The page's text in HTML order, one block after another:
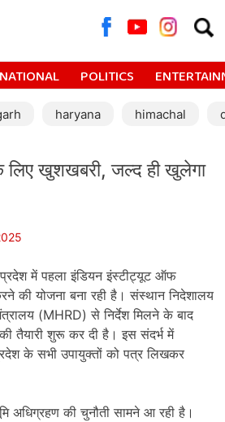
for:
POLITICS
haryana himachal
लिए खुशखबरी, जल्द ही खुलेगा
प्रदेश में पहला इंडियन इंस्टीट्यूट ऑफ
की योजना बना रही है। संस्थान निदेशालय
(MHRD) से निर्देश मिलने के बाद
तैयारी शुरू कर दी है। इस संदर्भ में
के सभी उपायुक्तों को पत्र लिखकर
अधिग्रहण की चुनौती सामने आ रही है।